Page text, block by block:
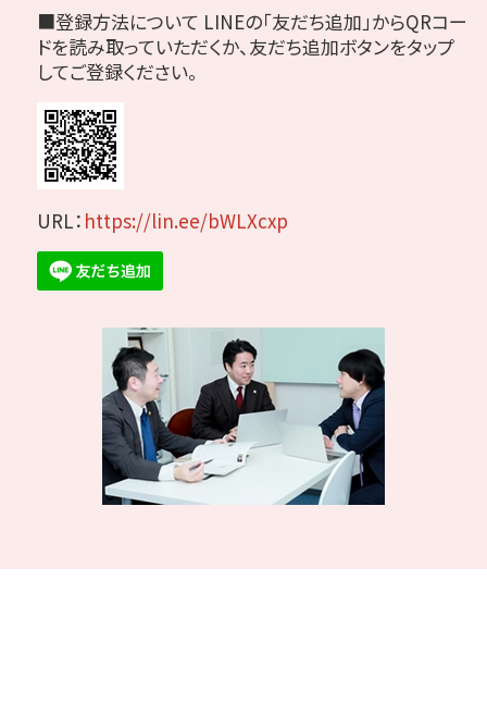
■登録方法について LINEの「友だち追加」からQRコー
ドを読み取っていただくか、友だち追加ボタンをタップ
してご登録ください。
URL： https://lin.ee/bWLXcxp